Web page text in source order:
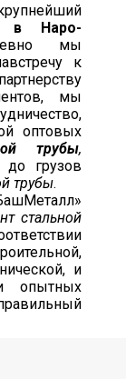
в Наро-
мы
к
мы
оптовых
трубы,
до грузов
трубы.
стальной
и
опытных